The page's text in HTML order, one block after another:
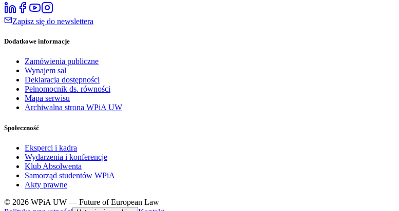
Zapisz się do newslettera
Dodatkowe informacje
Zamówienia publiczne
Wynajem sal
Deklaracja dostępności
Pełnomocnik ds. równości
Mapa serwisu
Archiwalna strona WPiA UW
Społeczność
Eksperci i kadra
Wydarzenia i konferencje
Klub Absolwenta
Samorząd studentów WPiA
Akty prawne
© 2026 WPiA UW — Future of European Law